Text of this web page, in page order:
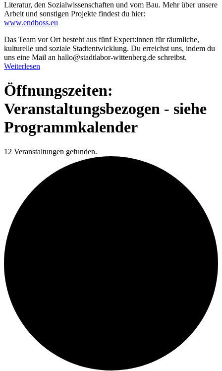
Literatur, den Sozialwissenschaften und vom Bau. Mehr über unsere
Arbeit und sonstigen Projekte findest du hier:
www.endboss.eu
Das Team vor Ort besteht aus fünf Expert:innen für räumliche,
kulturelle und soziale Stadtentwicklung. Du erreichst uns, indem du
uns eine Mail an hallo@stadtlabor-wittenberg.de schreibst.
Weiterlesen
Öffnungszeiten:
Veranstaltungsbezogen - siehe
Programmkalender
12 Veranstaltungen gefunden.